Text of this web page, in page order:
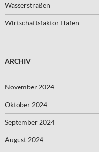
Wasserstraßen
Wirtschaftsfaktor Hafen
ARCHIV
November 2024
Oktober 2024
September 2024
August 2024